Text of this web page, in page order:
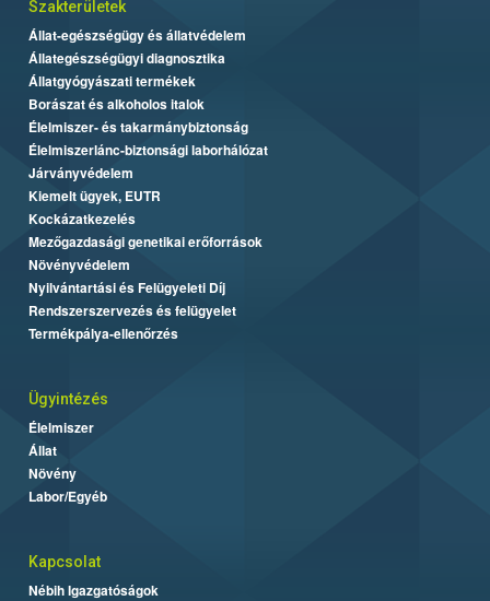
Szakterületek
Állat-egészségügy és állatvédelem
Állategészségügyi diagnosztika
Állatgyógyászati termékek
Borászat és alkoholos italok
Élelmiszer- és takarmánybiztonság
Élelmiszerlánc-biztonsági laborhálózat
Járványvédelem
Kiemelt ügyek, EUTR
Kockázatkezelés
Mezőgazdasági genetikai erőforrások
Növényvédelem
Nyilvántartási és Felügyeleti Díj
Rendszerszervezés és felügyelet
Termékpálya-ellenőrzés
Ügyintézés
Élelmiszer
Állat
Növény
Labor/Egyéb
Kapcsolat
Nébih Igazgatóságok